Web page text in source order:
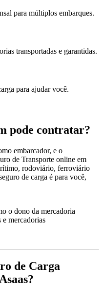
para múltiplos embarques.
transportadas e garantidas.
para ajudar você.
pode contratar?
embarcador, e o
de Transporte online em
rodoviário, ferroviário
de carga é para você,
o dono da mercadoria
e mercadorias
de Carga